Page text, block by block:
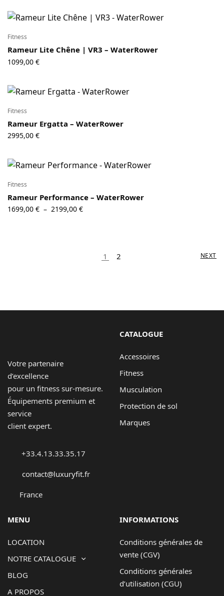
à
Fitness
Rameur Lite Chêne | VR3 – WaterRower
1099,00 €
Fitness
Rameur Ergatta – WaterRower
2995,00 €
Fitness
Rameur Performance – WaterRower
1699,00 € – 2199,00 €Plage de
2199,00 €
1 2 NEXT
Votre partenaire
d’excellence
pour un fitness sur-mesure.
Équipements premium et
service
client expert.
+33.4.13.33.35.17
contact@luxuryfit.fr
France
CATALOGUE
Accessoires
Fitness
Musculation
Protection de sol
Marques
MENU
LOCATION
NOTRE CATALOGUE
BLOG
A PROPOS
INFORMATIONS
Conditions générales de
vente (CGV)
Conditions générales
d’utilisation (CGU)